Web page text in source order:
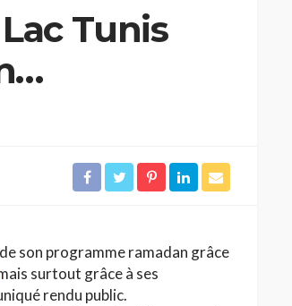
Tunis
son programme ramadan grâce
surtout grâce à ses
rendu public.